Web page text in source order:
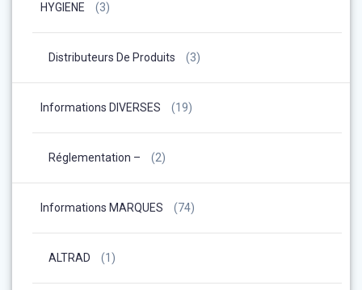
HYGIENE (3)
Distributeurs De Produits (3)
Informations DIVERSES (19)
Réglementation – (2)
Informations MARQUES (74)
ALTRAD (1)